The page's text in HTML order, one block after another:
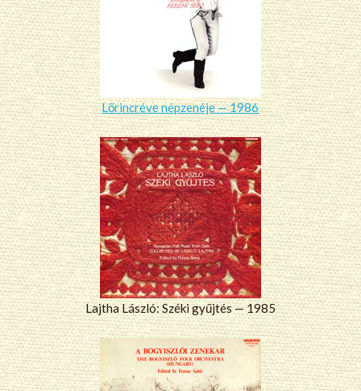
Lőrincréve népzenéje — 1986
Lajtha László: Széki gyűjtés — 1985